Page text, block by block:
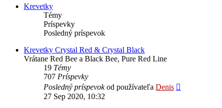
Krevetky
Témy
Príspevky
Posledný príspevok
Krevetky Crystal Red & Crystal Black
Vrátane Red Bee a Black Bee, Pure Red Line
19 Témy
707 Príspevky
Posledný príspevokod používateľa Denis
27 Sep 2020, 10:32